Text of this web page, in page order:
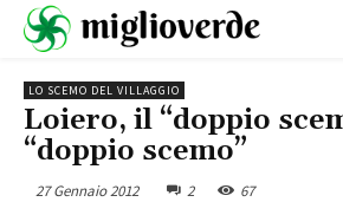
LO SCEMO DEL VILLAGGIO
Loiero, il “doppio
“doppio scemo”
27 Gennaio 2012 2 67